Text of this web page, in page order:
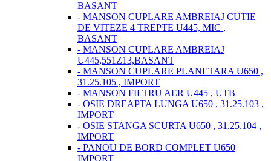
BASANT
- MANSON CUPLARE AMBREIAJ CUTIE
DE VITEZE 4 TREPTE U445, MIC ,
BASANT
- MANSON CUPLARE AMBREIAJ
U445,551Z13,BASANT
- MANSON CUPLARE PLANETARA U650 ,
31.25.105 , IMPORT
- MANSON FILTRU AER U445 , UTB
- OSIE DREAPTA LUNGA U650 , 31.25.103 ,
IMPORT
- OSIE STANGA SCURTA U650 , 31.25.104 ,
IMPORT
- PANOU DE BORD COMPLET U650
IMPORT